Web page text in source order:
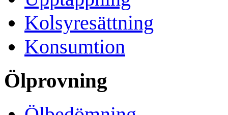
Kolsyresättning
Konsumtion
Ölprovning